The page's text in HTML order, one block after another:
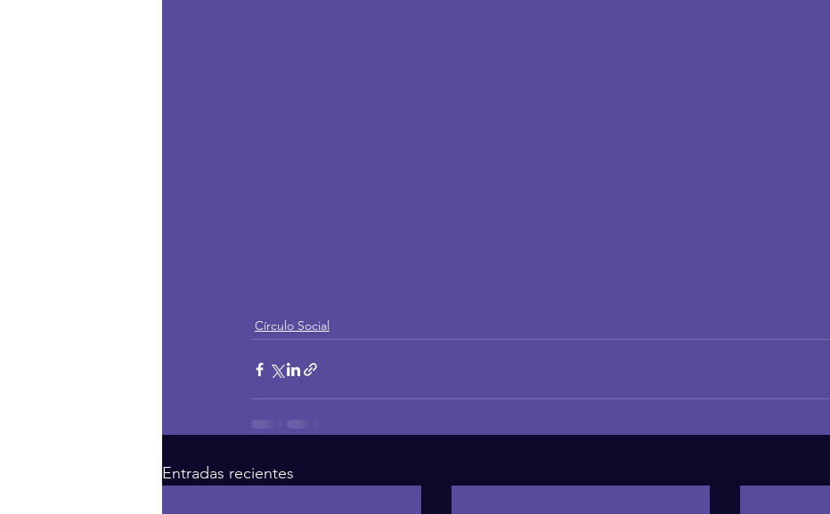
Círculo Social
Entradas recientes